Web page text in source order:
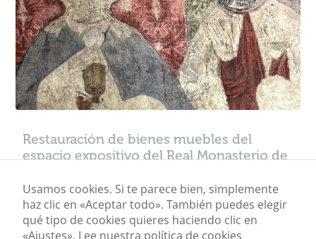
Restauración de bienes muebles del
espacio expositivo del Real Monasterio de
Mostrando los 5 resultados
Usamos cookies. Si te parece bien, simplemente
haz clic en «Aceptar todo». También puedes elegir
qué tipo de cookies quieres haciendo clic en